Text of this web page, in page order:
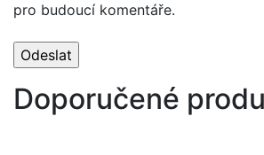
pro budoucí komentáře.
Doporučené